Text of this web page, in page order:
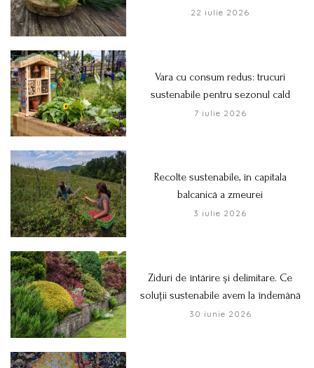
22 iulie 2026
Vara cu consum redus: trucuri
sustenabile pentru sezonul cald
7 iulie 2026
Recolte sustenabile, în capitala
balcanică a zmeurei
3 iulie 2026
Ziduri de întărire și delimitare. Ce
soluții sustenabile avem la îndemână
30 iunie 2026